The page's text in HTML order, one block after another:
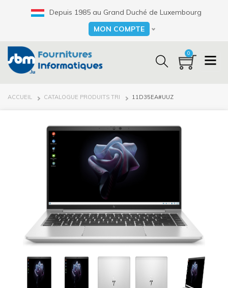
Depuis 1985 au Grand Duché de Luxembourg
Select your language
MON COMPTE
0
FIL
ACCUEIL CATALOGUE PRODUITS TRI 11D35EA#UUZ